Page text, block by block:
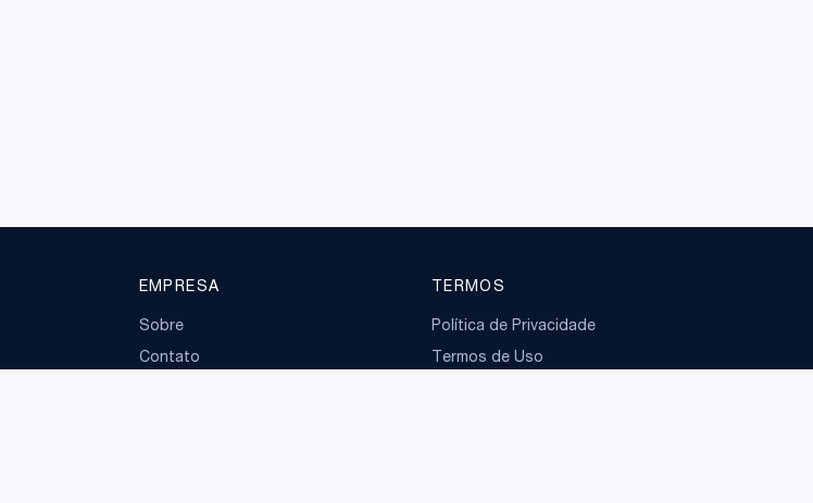
EMPRESA
Sobre
Contato
TERMOS
Política de Privacidade
Termos de Uso